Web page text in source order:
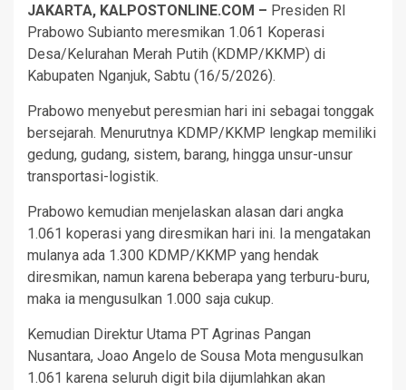
JAKARTA, KALPOSTONLINE.COM – Presiden RI
Prabowo Subianto meresmikan 1.061 Koperasi
Desa/Kelurahan Merah Putih (KDMP/KKMP) di
Kabupaten Nganjuk, Sabtu (16/5/2026).
Prabowo menyebut peresmian hari ini sebagai tonggak
bersejarah. Menurutnya KDMP/KKMP lengkap memiliki
gedung, gudang, sistem, barang, hingga unsur-unsur
transportasi-logistik.
Prabowo kemudian menjelaskan alasan dari angka
1.061 koperasi yang diresmikan hari ini. Ia mengatakan
mulanya ada 1.300 KDMP/KKMP yang hendak
diresmikan, namun karena beberapa yang terburu-buru,
maka ia mengusulkan 1.000 saja cukup.
Kemudian Direktur Utama PT Agrinas Pangan
Nusantara, Joao Angelo de Sousa Mota mengusulkan
1.061 karena seluruh digit bila dijumlahkan akan